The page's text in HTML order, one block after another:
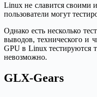
Linux не славится своими
пользователи могут
Однако есть несколько
выводов, технического и
GPU в Linux тестируются
невозможно.
GLX-Gears